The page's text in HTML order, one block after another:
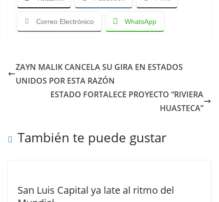
Correo Electrónico WhatsApp
ZAYN MALIK CANCELA SU GIRA EN ESTADOS
UNIDOS POR ESTA RAZÓN
ESTADO FORTALECE PROYECTO “RIVIERA
HUASTECA”
También te puede gustar
San Luis Capital ya late al ritmo del